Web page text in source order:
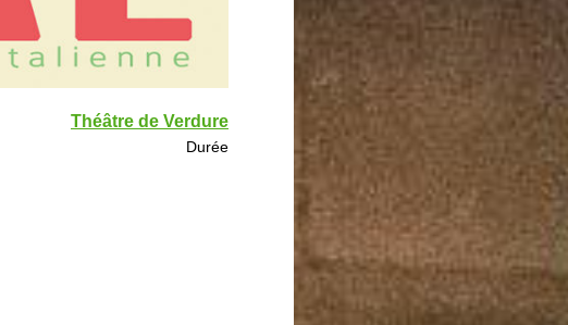
Théâtre de Verdure
Durée